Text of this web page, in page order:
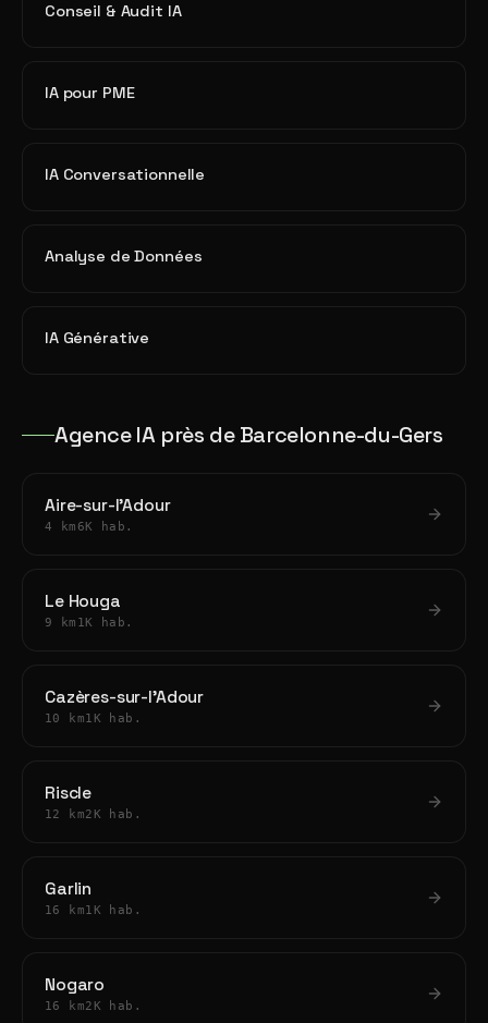
Conseil & Audit IA
IA pour PME
IA Conversationnelle
Analyse de Données
IA Générative
Agence IA près de Barcelonne-du-Gers
Aire-sur-l'Adour
4 km 6K hab.
Le Houga
9 km 1K hab.
Cazères-sur-l'Adour
10 km1K hab.
Riscle
12 km2K hab.
Garlin
16 km1K hab.
Nogaro
16 km2K hab.